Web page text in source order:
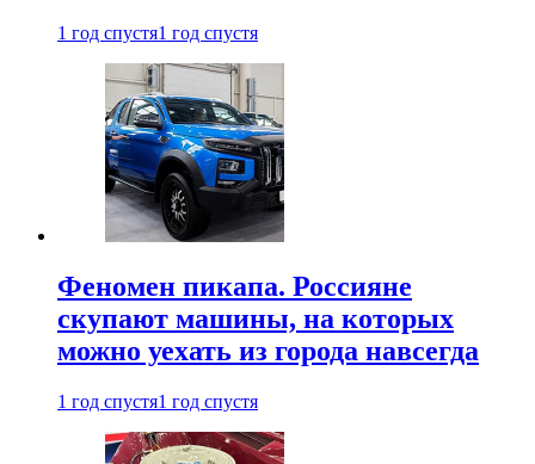
1 год спустя1 год спустя
Феномен пикапа. Россияне
скупают машины, на которых
можно уехать из города навсегда
1 год спустя1 год спустя